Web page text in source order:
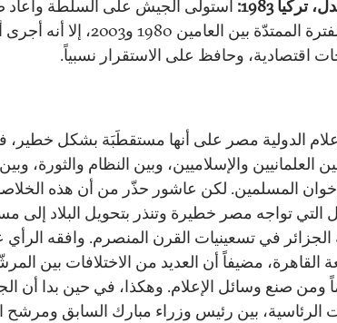
1983:
استولى الجيش على السلطة وأعاد
الدستور في الفترة الممتدّة بين العامين 1980
اقتصادية، وحافظ على الاستقرار نسبياً.
الدولية مصر على أنها مستقطَبَة بشكل
العلمانيين والإسلاميين، وبين النظام والثورة، وبين
المسلمين. لكن عاشور حذّر من أن هذه
التي تواجه مصر خطيرة وتنذر بتحويل البلاد إلى
في تسعينيات القرن المنصرم. وافقه
القاهرة، مضيفاً أن العديد من الاختلافات بين
صنع وسائل الإعلام. وهكذا، في حين بدا أن
الرئاسية، بين رئيس وزراء مبارك السابق ومرشح